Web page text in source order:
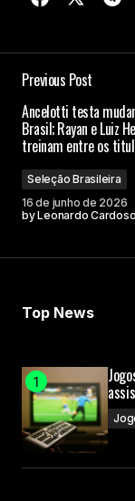
Previous Post
Ancelotti testa
Brasil; Rayan e Luiz
treinam entre os
Seleção Brasileira
16 de junho de 2026
byLeonardo Cardoso
Top News